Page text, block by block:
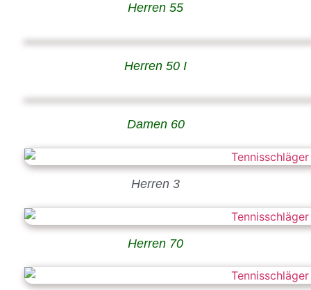
Herren 55
Herren 50 I
Damen 60
Herren 3
Herren 70